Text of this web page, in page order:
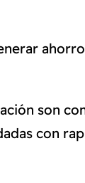
son
con